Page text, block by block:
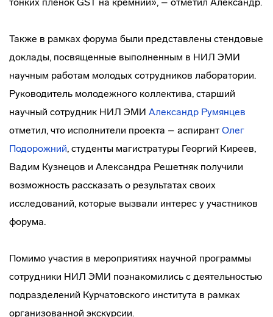
Также в рамках форума были представлены стендовые
доклады, посвященные выполненным в НИЛ ЭМИ
научным работам молодых сотрудников лаборатории.
Руководитель молодежного коллектива, старший
научный сотрудник НИЛ ЭМИ Александр Румянцев
отметил, что исполнители проекта – аспирант Олег
Подорожний, студенты магистратуры Георгий Киреев,
Вадим Кузнецов и Александра Решетняк получили
возможность рассказать о результатах своих
исследований, которые вызвали интерес у участников
форума.
Помимо участия в мероприятиях научной программы
сотрудники НИЛ ЭМИ познакомились с деятельностью
подразделений Курчатовского института в рамках
организованной экскурсии.